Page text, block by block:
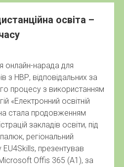
освіта –
онлайн-нарада для
з НВР, відповідальних за
процесу з використанням
«Електронний освітній
стала продовженням
закладів освіти, під
регіональний
презентував
Offis 365 (A1), за